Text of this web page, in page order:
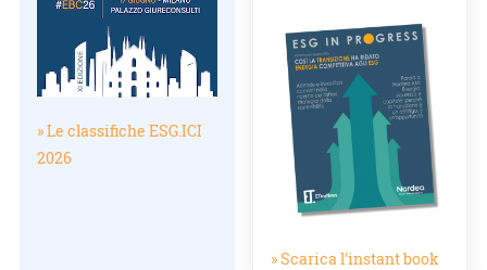
» Le classifiche ESG.ICI
2026
» Scarica l'instant book